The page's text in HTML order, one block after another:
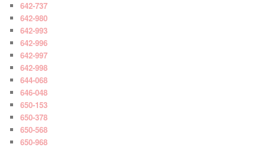
642-737
642-980
642-993
642-996
642-997
642-998
644-068
646-048
650-153
650-378
650-568
650-968